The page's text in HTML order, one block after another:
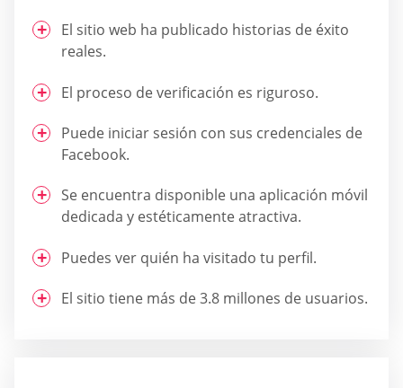
El sitio web ha publicado historias de éxito
reales.
El proceso de verificación es riguroso.
Puede iniciar sesión con sus credenciales de
Facebook.
Se encuentra disponible una aplicación móvil
dedicada y estéticamente atractiva.
Puedes ver quién ha visitado tu perfil.
El sitio tiene más de 3.8 millones de usuarios.